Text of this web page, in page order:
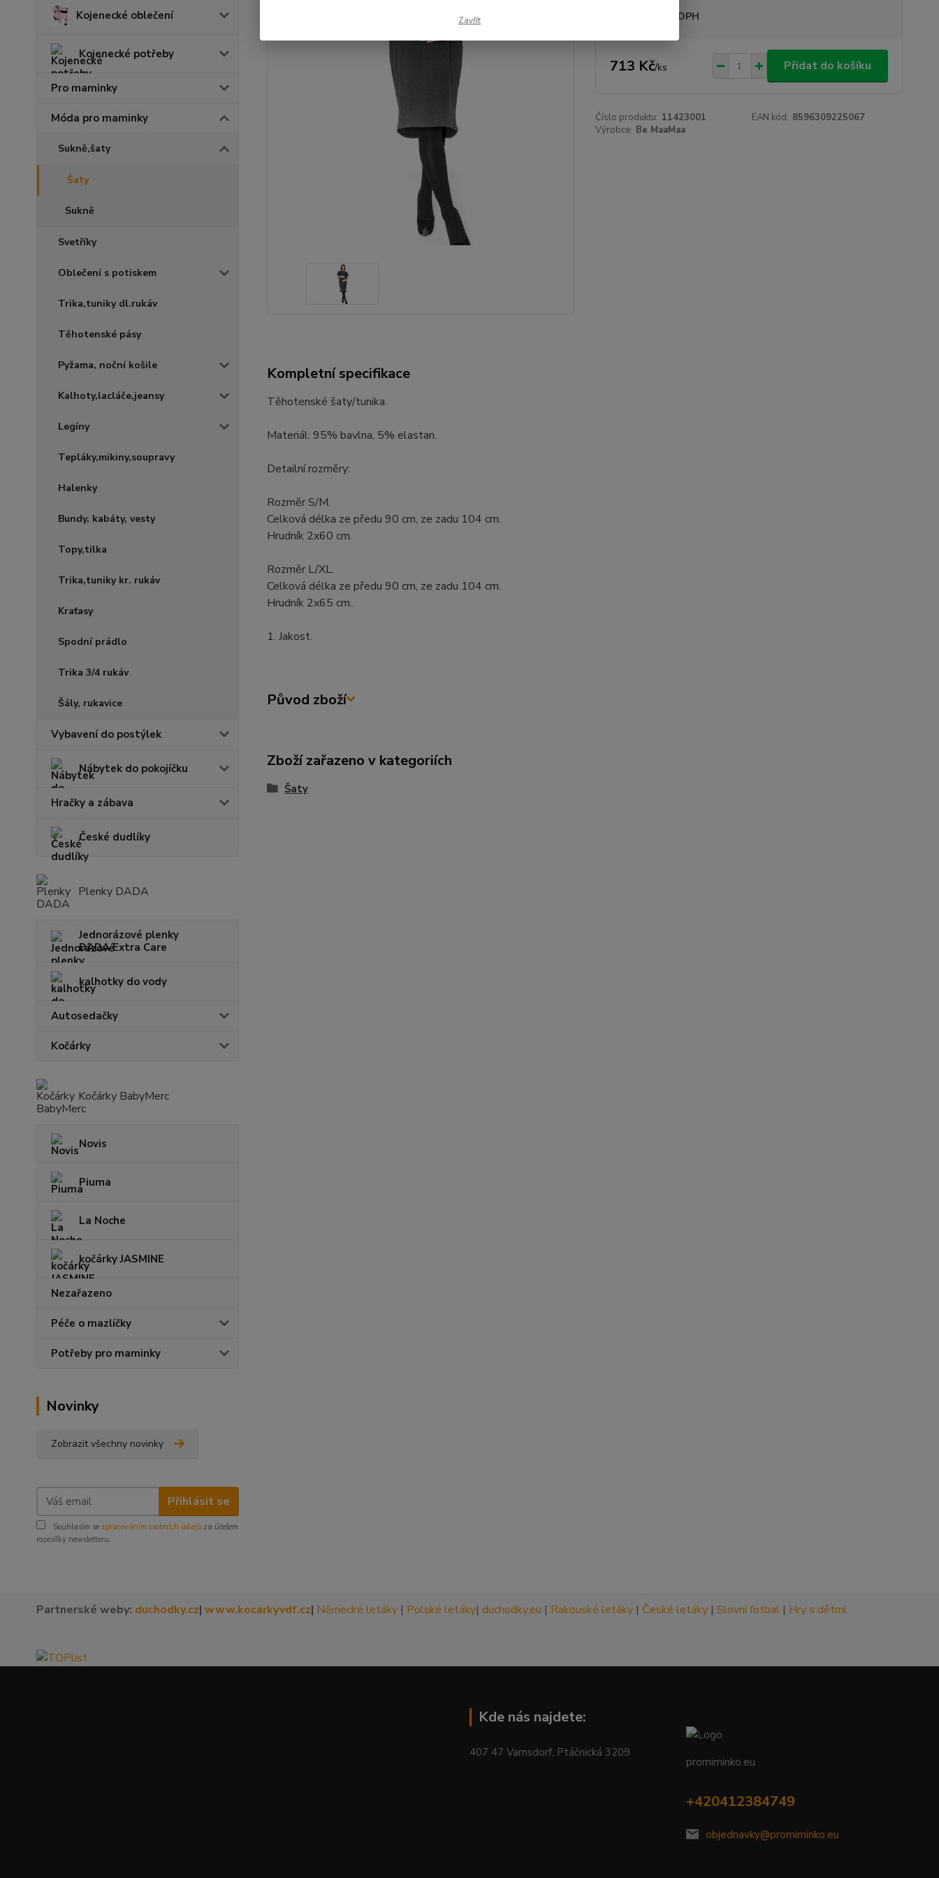
Kojenecké oblečení
Kojenecké potřeby
Pro maminky
Móda pro maminky
Sukně,šaty
Šaty
Sukně
Svetříky
Oblečení s potiskem
Trika,tuniky dl.rukáv
Těhotenské pásy
Pyžama, noční košile
Kalhoty,lacláče,jeansy
Legíny
Tepláky,mikiny,soupravy
Halenky
Bundy, kabáty, vesty
Topy,tilka
Trika,tuniky kr. rukáv
Kraťasy
Spodní prádlo
Trika 3/4 rukáv
Šály, rukavice
Vybavení do postýlek
Nábytek do pokojíčku
Hračky a zábava
České dudlíky
Plenky DADA
Jednorázové plenky
DADA Extra Care
kalhotky do vody
Autosedačky
Kočárky
Kočárky BabyMerc
Novis
Piuma
La Noche
kočárky JASMINE
Nezařazeno
Péče o mazlíčky
Potřeby pro maminky
Novinky
Zobrazit všechny novinky
Přihlásit se
Souhlasím se zpracováním osobních údajů za účelem
rozesílky newsletteru.
Nejsme plátci DPH
713 Kč/ks Přidat do košíku
Číslo produktu: 11423001 EAN kód: 8596309225067
Výrobce: Be MaaMaa
Kompletní specifikace
Těhotenské šaty/tunika.
Materiál: 95% bavlna, 5% elastan.
Detailní rozměry:
Rozměr S/M.
Celková délka ze předu 90 cm, ze zadu 104 cm.
Hrudník 2x60 cm.
Rozměr L/XL.
Celková délka ze předu 90 cm, ze zadu 104 cm.
Hrudník 2x65 cm..
1. Jakost.
Původ zboží
Zboží zařazeno v kategoriích
Šaty
Partnerské weby: duchodky.cz| www.kocarkyvdf.cz| Německé letáky | Polské letáky| duchodky.eu | Rakouské letáky | České letáky | Slovní fotbal | Hry s dětmi
Kde nás najdete:
407 47 Varnsdorf, Ptáčnická 3209
promiminko.eu
+420412384749
objednavky@promiminko.eu
Zavřít